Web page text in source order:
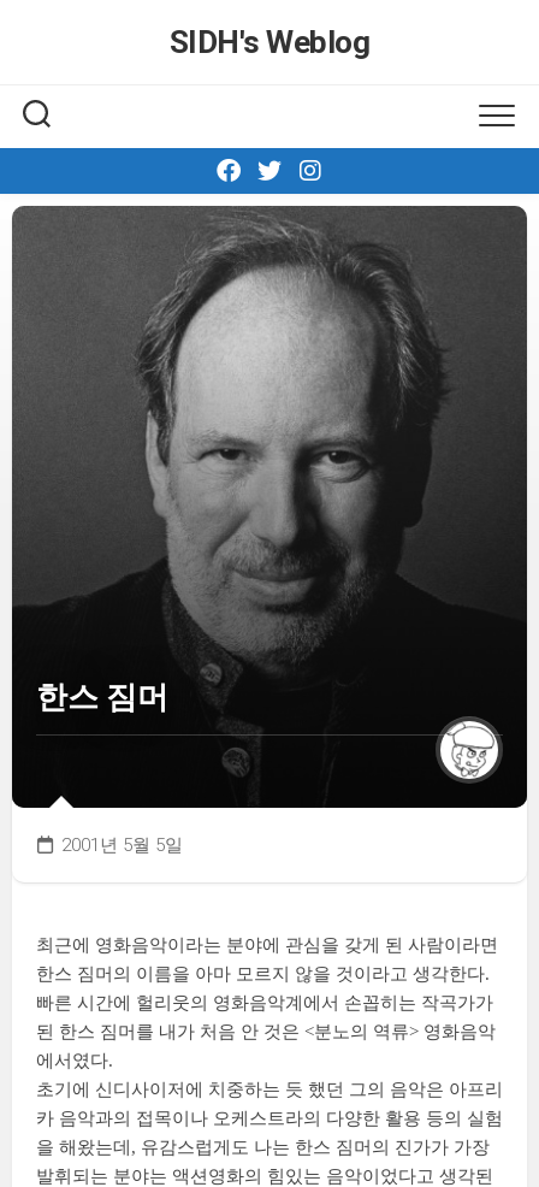
SIDH′s Weblog
한스 짐머
2001년 5월 5일
최근에 영화음악이라는 분야에 관심을 갖게 된 사람이라면
한스 짐머의 이름을 아마 모르지 않을 것이라고 생각한다.
빠른 시간에 헐리웃의 영화음악계에서 손꼽히는 작곡가가
된 한스 짐머를 내가 처음 안 것은 <분노의 역류> 영화음악
에서였다.
초기에 신디사이저에 치중하는 듯 했던 그의 음악은 아프리
카 음악과의 접목이나 오케스트라의 다양한 활용 등의 실험
을 해왔는데, 유감스럽게도 나는 한스 짐머의 진가가 가장
발휘되는 분야는 액션영화의 힘있는 음악이었다고 생각된